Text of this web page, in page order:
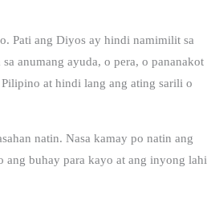
Pati ang Diyos ay hindi namimilit sa
anumang ayuda, o pera, o pananakot
at hindi lang ang ating sarili o
natin. Nasa kamay po natin ang
ang buhay para kayo at ang inyong lahi